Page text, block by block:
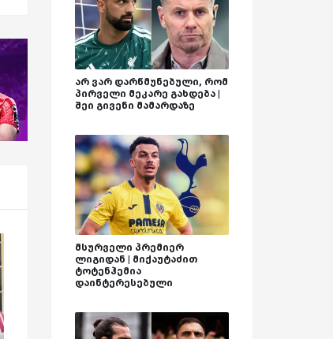
არ ვარ დარწმუნებული, რომ
პირველი მეკარე გახდება |
შეი გივენი მამარდაზე
მსურველი პრემიერ
ლიგიდან | მიქაუტაძით
ტოტენჰემია
დაინტერესებული